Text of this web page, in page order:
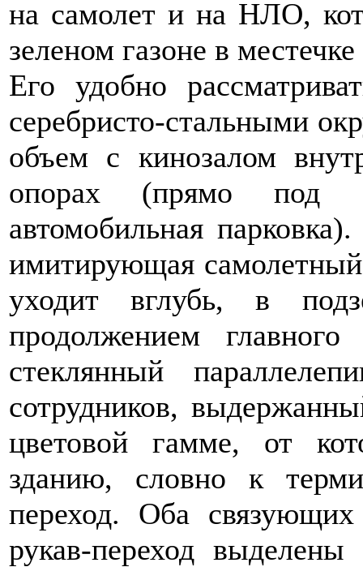
на самолет и на НЛО,
зеленом газоне в
Его удобно
серебристо-стальными
объем с кинозалом
опорах (прямо под
автомобильная
имитирующая
уходит вглубь, в
продолжением главного
стеклянный
сотрудников,
цветовой гамме, от
зданию, словно к
переход. Оба
рукав-переход